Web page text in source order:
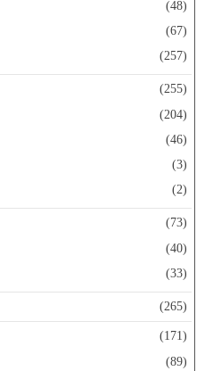
(48)
(67)
(257)
(255)
(204)
(46)
(3)
(2)
(73)
(40)
(33)
(265)
(171)
(89)